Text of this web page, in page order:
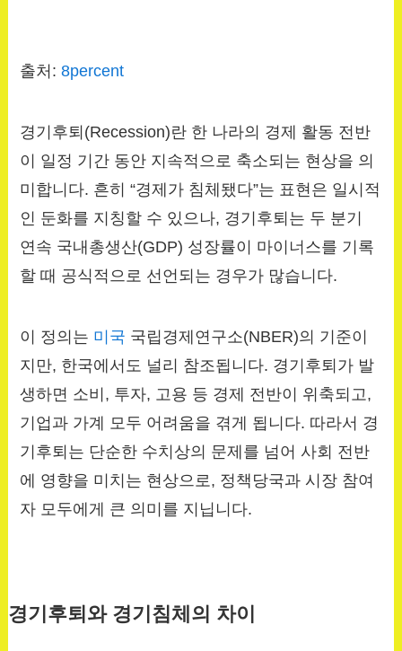
출처:8percent
경기후퇴(Recession)란 한 나라의 경제 활동 전반
이 일정 기간 동안 지속적으로 축소되는 현상을 의
미합니다. 흔히 “경제가 침체됐다”는 표현은 일시적
인 둔화를 지칭할 수 있으나, 경기후퇴는 두 분기
연속 국내총생산(GDP) 성장률이 마이너스를 기록
할 때 공식적으로 선언되는 경우가 많습니다.
이 정의는 미국 국립경제연구소(NBER)의 기준이
지만, 한국에서도 널리 참조됩니다. 경기후퇴가 발
생하면 소비, 투자, 고용 등 경제 전반이 위축되고,
기업과 가계 모두 어려움을 겪게 됩니다. 따라서 경
기후퇴는 단순한 수치상의 문제를 넘어 사회 전반
에 영향을 미치는 현상으로, 정책당국과 시장 참여
자 모두에게 큰 의미를 지닙니다.
경기후퇴와 경기침체의 차이